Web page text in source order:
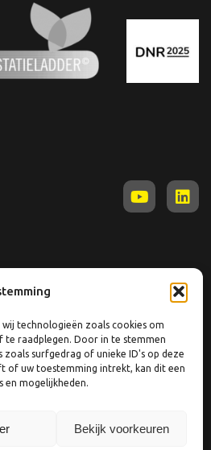
technologieën zoals cookies om
raadplegen. Door in te stemmen
surfgedrag of unieke ID's op deze
of uw toestemming intrekt, kan dit een
en mogelijkheden.
Bekijk voorkeuren